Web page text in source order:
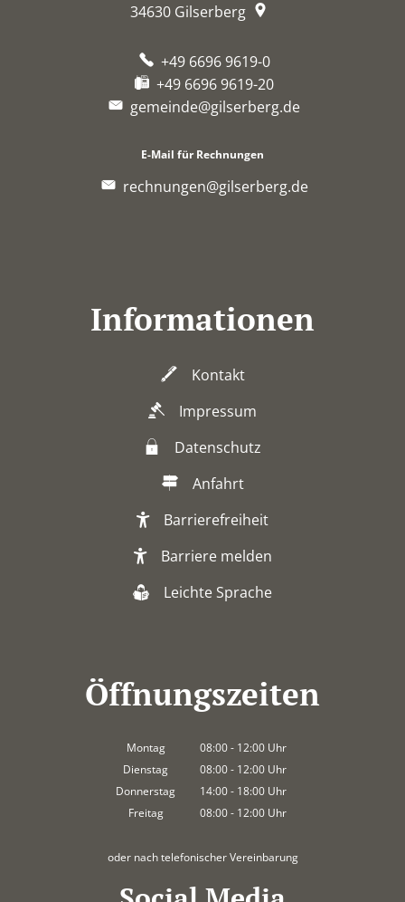
34630 Gilserberg
+49 6696 9619-0
+49 6696 9619-20
gemeinde@gilserberg.de
E-Mail für Rechnungen
rechnungen@gilserberg.de
Informationen
Kontakt
Impressum
Datenschutz
Anfahrt
Barrierefreiheit
Barriere melden
Leichte Sprache
Öffnungszeiten
Montag 08:00- 12:00 Uhr
Von 08:00 bis 12:00 Uhr
Dienstag 08:00- 12:00 Uhr
Von 08:00 bis 12:00 Uhr
Donnerstag 14:00- 18:00 Uhr
Von 14:00 bis 18:00 Uhr
Freitag 08:00- 12:00 Uhr
oder nach telefonischer Vereinbarung